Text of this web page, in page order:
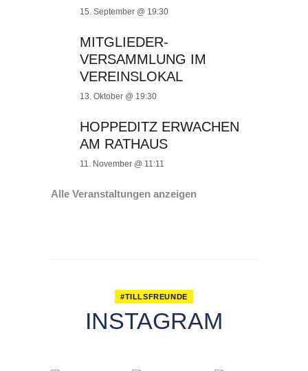
15. September @ 19:30
MITGLIEDER-
VERSAMMLUNG IM
VEREINSLOKAL
13. Oktober @ 19:30
HOPPEDITZ ERWACHEN
AM RATHAUS
11. November @ 11:11
Alle Veranstaltungen anzeigen
#TILLSFREUNDE
INSTAGRAM